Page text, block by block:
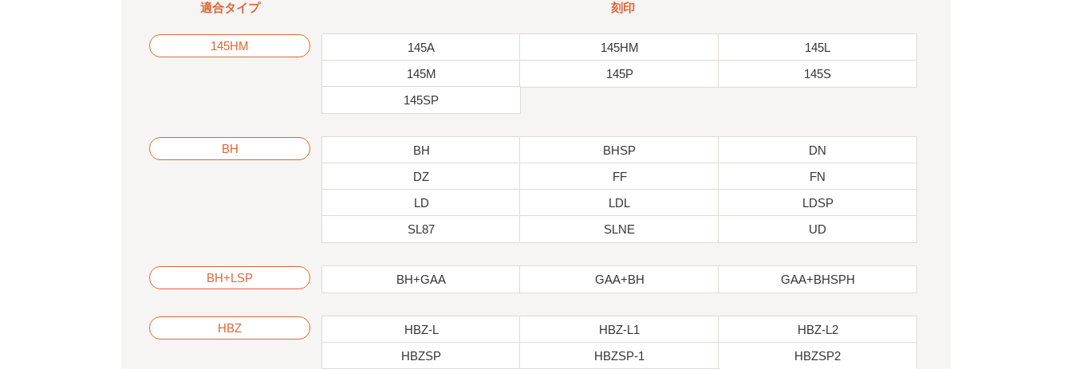
適合タイプ 刻印
145HM 145A 145HM
145L
145M
145P
145S
145SP
BH BH BHSP
DN
DZ
FF
FN
LD
LDL
LDSP
SL87
SLNE UD
BH+LSP BH+GAA GAA+BH GAA+BHSPH
HBZ HBZ-L HBZ-L1
HBZ-L2
HBZSP
HBZSP-1
HBZSP2